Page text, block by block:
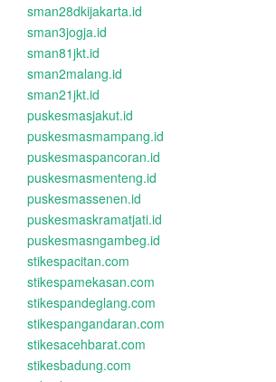
sman28dkijakarta.id
sman3jogja.id
sman81jkt.id
sman2malang.id
sman21jkt.id
puskesmasjakut.id
puskesmasmampang.id
puskesmaspancoran.id
puskesmasmenteng.id
puskesmassenen.id
puskesmaskramatjati.id
puskesmasngambeg.id
stikespacitan.com
stikespamekasan.com
stikespandeglang.com
stikespangandaran.com
stikesacehbarat.com
stikesbadung.com